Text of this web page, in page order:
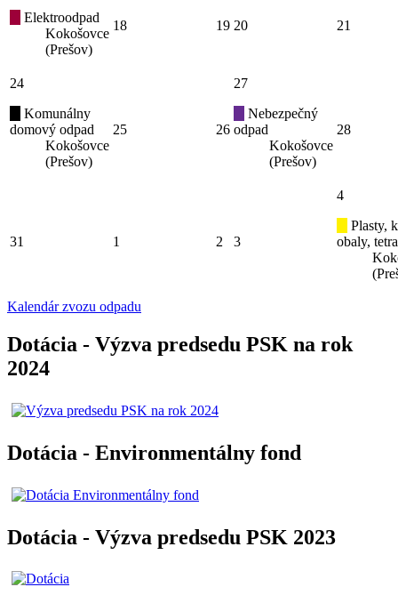
Elektroodpad
Kokošovce
(Prešov)
18 19 20 21
24
Komunálny
domový odpad
Kokošovce
(Prešov)
25 26
27
Nebezpečný
odpad
Kokošovce
(Prešov)
28
31 1 2 3
4
Plasty,
obaly,
Kalendár zvozu odpadu
Dotácia - Výzva predsedu PSK na rok
2024
Dotácia - Environmentálny fond
Dotácia - Výzva predsedu PSK 2023